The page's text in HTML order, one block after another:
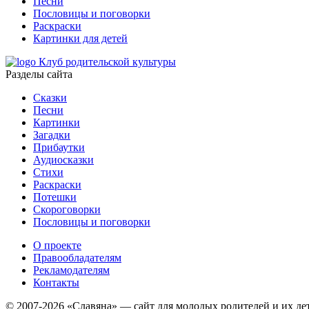
Пословицы и поговорки
Раскраски
Картинки для детей
Клуб родительской культуры
Разделы сайта
Сказки
Песни
Картинки
Загадки
Прибаутки
Аудиосказки
Стихи
Раскраски
Потешки
Скороговорки
Пословицы и поговорки
О проекте
Правообладателям
Рекламодателям
Контакты
© 2007-2026 «Славяна» — сайт для молодых родителей и их